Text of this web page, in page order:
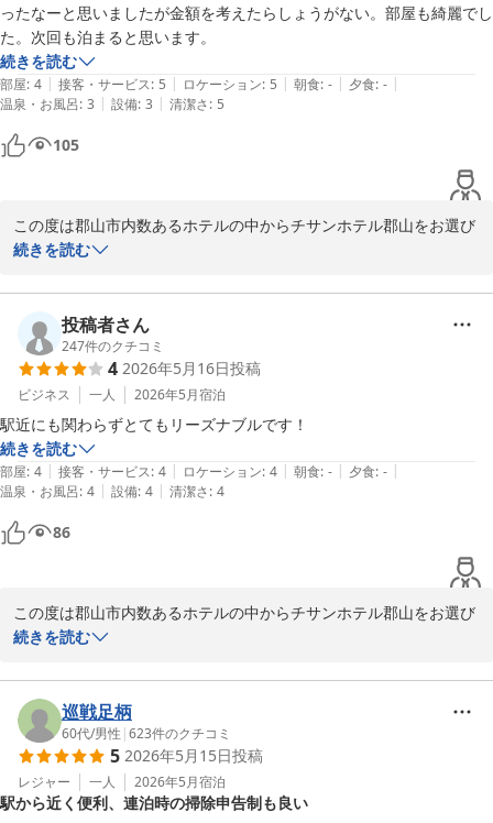
チサンホテル郡山
福重
チサンホテル郡山
2026-06-05
ったなーと思いましたが金額を考えたらしょうがない。部屋も綺麗でし
た。次回も泊まると思います。
続きを読む
部屋: 4 | 接客・サービス: 5 | ロケーション: 5 | 朝食: - | 夕食: - |
温泉・お風呂: 3 | 設備: 3 | 清潔さ: 5
105
この度は郡山市内数あるホテルの中からチサンホテル郡山をお選び
いただき誠に有難うございました。
ご要望に沿うことができ好評を賜れましたことを大変うれしく感じ
ております。
また、ご指摘、貴重な意見をいただき今後改修などの折にはぜひと
も改善すべくありがたく頂戴させていただきます。
今後とも郡山へおこしの折には当ホテルをご指名いただければ幸い
に存じます。
この度はお忙しい中わざわざご投稿いただき誠に有難うございまし
た。
またのご来館をスタッフ一同心よりお待ち申し上げます。
チサンホテル郡山
続きを読む
投稿者さん
247件のクチコミ
4 2026年5月16日投稿
ビジネス 一人 2026年5月宿泊
駅近にも関わらずとてもリーズナブルです！
続きを読む
部屋: 4 | 接客・サービス: 4 | ロケーション: 4 | 朝食: - | 夕食: - |
温泉・お風呂: 4 | 設備: 4 | 清潔さ: 4
86
この度は郡山市内数あるホテルの中からチサンホテル郡山をお選び
いただき誠に有難うございました。
今後とも郡山へおこしの折には当ホテルをご指名いただければ幸い
に存じます。
この度はお忙しい中わざわざご投稿いただき誠に有難うございまし
た。
またのご来館をスタッフ一同心よりお待ち申し上げます。
続きを読む
巡戦足柄
60代/男性 |623件のクチコミ
5 2026年5月15日投稿
レジャー 一人 2026年5月宿泊
駅から近く便利、連泊時の掃除申告制も良い